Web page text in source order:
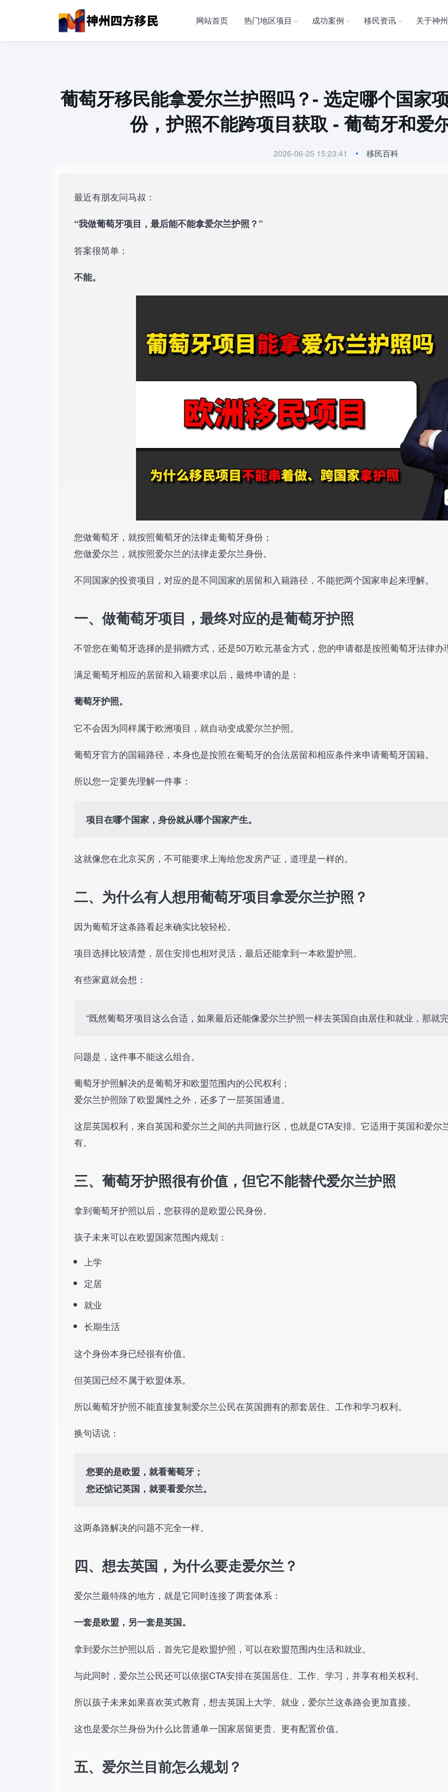
网站首页 热门地区项目 成功案例 移民资讯 关于神
葡萄牙移民能拿爱尔兰护照吗？- 选定哪个国家
份，护照不能跨项目获取 - 葡萄牙和爱
2026-06-25 15:23:41 • 移民百科
最近有朋友问马叔：
“我做葡萄牙项目，最后能不能拿爱尔兰护照？”
答案很简单：
不能。
您做葡萄牙，就按照葡萄牙的法律走葡萄牙身份；
您做爱尔兰，就按照爱尔兰的法律走爱尔兰身份。
不同国家的投资项目，对应的是不同国家的居留和入籍路径，不能把两个国家串起来理解。
一、做葡萄牙项目，最终对应的是葡萄牙护照
不管您在葡萄牙选择的是捐赠方式，还是50万欧元基金方式，您的申请都是按照葡萄牙法律办
满足葡萄牙相应的居留和入籍要求以后，最终申请的是：
葡萄牙护照。
它不会因为同样属于欧洲项目，就自动变成爱尔兰护照。
葡萄牙官方的国籍路径，本身也是按照在葡萄牙的合法居留和相应条件来申请葡萄牙国籍。
所以您一定要先理解一件事：
项目在哪个国家，身份就从哪个国家产生。
这就像您在北京买房，不可能要求上海给您发房产证，道理是一样的。
二、为什么有人想用葡萄牙项目拿爱尔兰护照？
因为葡萄牙这条路看起来确实比较轻松。
项目选择比较清楚，居住安排也相对灵活，最后还能拿到一本欧盟护照。
有些家庭就会想：
“既然葡萄牙项目这么合适，如果最后还能像爱尔兰护照一样去英国自由居住和就业，那就
问题是，这件事不能这么组合。
葡萄牙护照解决的是葡萄牙和欧盟范围内的公民权利；
爱尔兰护照除了欧盟属性之外，还多了一层英国通道。
这层英国权利，来自英国和爱尔兰之间的共同旅行区，也就是CTA安排。它适用于英国和爱尔
有。
三、葡萄牙护照很有价值，但它不能替代爱尔兰护照
拿到葡萄牙护照以后，您获得的是欧盟公民身份。
孩子未来可以在欧盟国家范围内规划：
上学
定居
就业
长期生活
这个身份本身已经很有价值。
但英国已经不属于欧盟体系。
所以葡萄牙护照不能直接复制爱尔兰公民在英国拥有的那套居住、工作和学习权利。
换句话说：
您要的是欧盟，就看葡萄牙；
您还惦记英国，就要看爱尔兰。
这两条路解决的问题不完全一样。
四、想去英国，为什么要走爱尔兰？
爱尔兰最特殊的地方，就是它同时连接了两套体系：
一套是欧盟，另一套是英国。
拿到爱尔兰护照以后，首先它是欧盟护照，可以在欧盟范围内生活和就业。
与此同时，爱尔兰公民还可以依据CTA安排在英国居住、工作、学习，并享有相关权利。
所以孩子未来如果喜欢英式教育，想去英国上大学、就业，爱尔兰这条路会更加直接。
这也是爱尔兰身份为什么比普通单一国家居留更贵、更有配置价值。
五、爱尔兰目前怎么规划？